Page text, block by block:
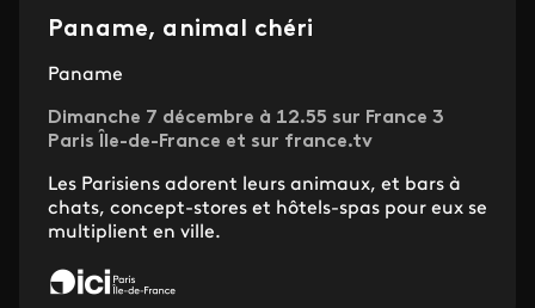
Paname, animal chéri
Paname
Dimanche 7 décembre à 12.55 sur France 3
Paris Île-de-France et sur france.tv
Les Parisiens adorent leurs animaux, et bars à
chats, concept-stores et hôtels-spas pour eux se
multiplient en ville.